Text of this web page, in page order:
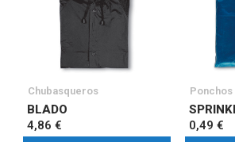
Chubasqueros
BLADO
4,86 €
Ponchos
0,49 €